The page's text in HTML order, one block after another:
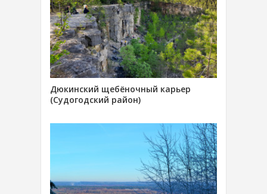
Дюкинский щебёночный карьер
(Судогодский район)